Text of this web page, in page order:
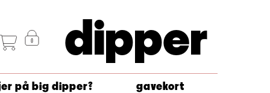
dipper
på big dipper? gavekort